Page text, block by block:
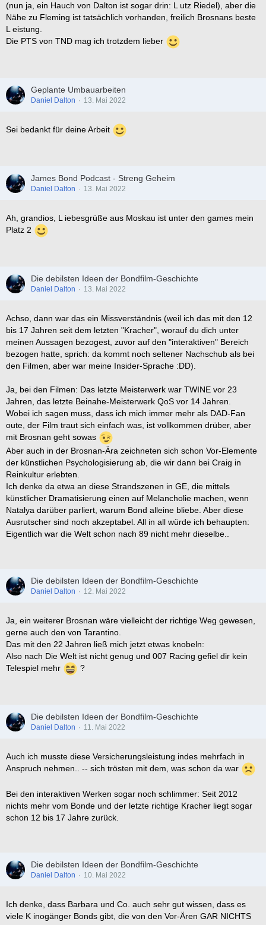
(nun ja, ein Hauch von Dalton ist sogar drin: L utz Riedel), aber die
Nähe zu Fleming ist tatsächlich vorhanden, freilich Brosnans beste
L eistung.
Die PTS von TND mag ich trotzdem lieber
Geplante Umbauarbeiten
Daniel Dalton 13. Mai 2022
Sei bedankt für deine Arbeit
James Bond Podcast - Streng Geheim
Daniel Dalton 13. Mai 2022
Ah, grandios, L iebesgrüße aus Moskau ist unter den games mein
Platz 2
Die debilsten Ideen der Bondfilm-Geschichte
Daniel Dalton 13. Mai 2022
Achso, dann war das ein Missverständnis (weil ich das mit den 12
bis 17 Jahren seit dem letzten "Kracher", worauf du dich unter
meinen Aussagen bezogest, zuvor auf den "interaktiven" Bereich
bezogen hatte, sprich: da kommt noch seltener Nachschub als bei
den Filmen, aber war meine Insider-Sprache :DD).
Ja, bei den Filmen: Das letzte Meisterwerk war TWINE vor 23
Jahren, das letzte Beinahe-Meisterwerk QoS vor 14 Jahren.
Wobei ich sagen muss, dass ich mich immer mehr als DAD-Fan
oute, der Film traut sich einfach was, ist vollkommen drüber, aber
mit Brosnan geht sowas
Aber auch in der Brosnan-Ära zeichneten sich schon Vor-Elemente
der künstlichen Psychologisierung ab, die wir dann bei Craig in
Reinkultur erlebten.
Ich denke da etwa an diese Strandszenen in GE, die mittels
künstlicher Dramatisierung einen auf Melancholie machen, wenn
Natalya darüber parliert, warum Bond alleine bliebe. Aber diese
Ausrutscher sind noch akzeptabel. All in all würde ich behaupten:
Eigentlich war die Welt schon nach 89 nicht mehr dieselbe..
Die debilsten Ideen der Bondfilm-Geschichte
Daniel Dalton 12. Mai 2022
Ja, ein weiterer Brosnan wäre vielleicht der richtige Weg gewesen,
gerne auch den von Tarantino.
Das mit den 22 Jahren ließ mich jetzt etwas knobeln:
Also nach Die Welt ist nicht genug und 007 Racing gefiel dir kein
Telespiel mehr
?
Die debilsten Ideen der Bondfilm-Geschichte
Daniel Dalton 11. Mai 2022
Auch ich musste diese Versicherungsleistung indes mehrfach in
Anspruch nehmen.. -- sich trösten mit dem, was schon da war
Bei den interaktiven Werken sogar noch schlimmer: Seit 2012
nichts mehr vom Bonde und der letzte richtige Kracher liegt sogar
schon 12 bis 17 Jahre zurück.
Die debilsten Ideen der Bondfilm-Geschichte
Daniel Dalton 10. Mai 2022
Ich denke, dass Barbara und Co. auch sehr gut wissen, dass es
viele K inogänger Bonds gibt, die von den Vor-Ären GAR NICHTS